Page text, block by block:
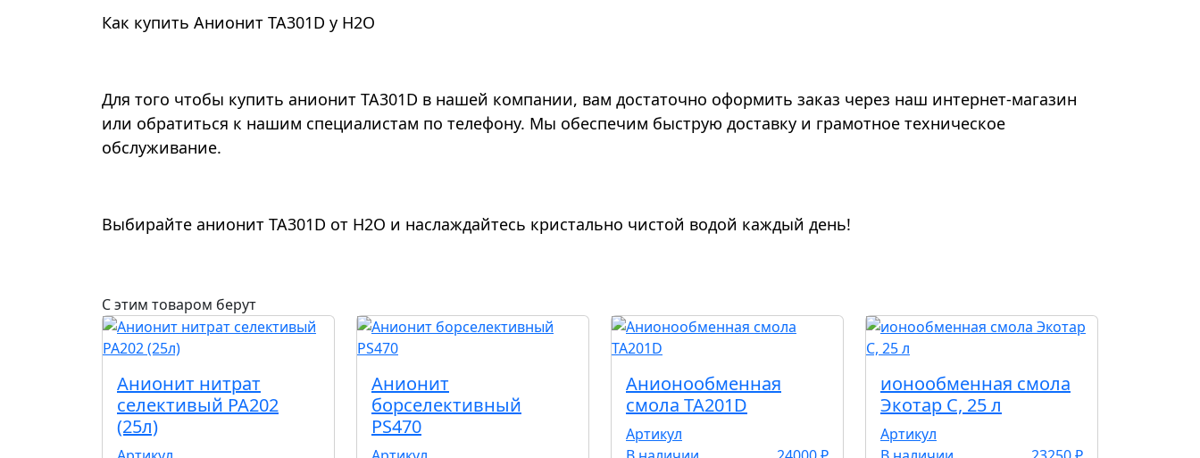
Как купить Анионит TA301D у Н2О
Для того чтобы купить анионит TA301D в нашей компании, вам достаточно оформить заказ через наш интернет-магазин
или обратиться к нашим специалистам по телефону. Мы обеспечим быструю доставку и грамотное техническое
обслуживание.
Выбирайте анионит TA301D от Н2О и наслаждайтесь кристально чистой водой каждый день!
С этим товаром берут
Анионит нитрат
селективый РА202
(25л)
Анионит
борселективный
PS470
Анионообменная
смола TA201D
Артикул
ионообменная смола
Экотар С, 25 л
Артикул